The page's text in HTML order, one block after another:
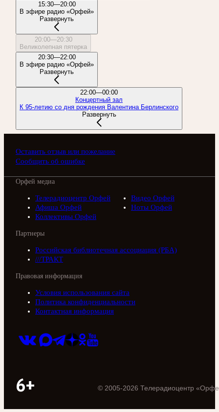
15:30—20:00
В эфире радио «Орфей»
Развернуть
20:00—20:30
Великолепная пятерка
20:30—22:00
В эфире радио «Орфей»
Развернуть
22:00—00:00
Концертный зал
К 95-летию со дня рождения Валентина Берлинского
Развернуть
Оставить отзыв или пожелание
Сообщить об ошибке
Орфей медиа
Телерадиоцентр Орфей
Видео Орфей
Афиша Орфей
Ноты Орфей
Коллективы Орфей
Партнеры
Российская библиотечная ассоциация (РБА)
///ТРАКТ
Правовая информация
Условия использования сайта
Политика конфиденциальности
Контактная информация
6+ © 2005-2026 Телерадиоцентр